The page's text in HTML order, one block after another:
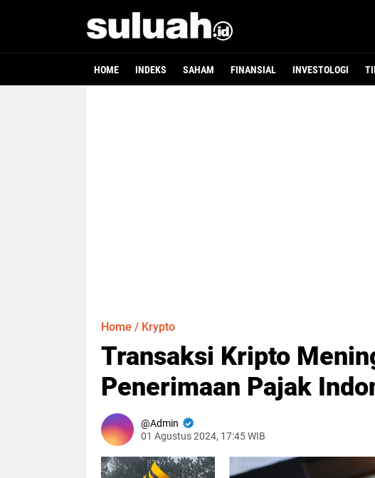
HOME INDEKS SAHAM FINANSIAL INVESTOLOGI
Home / Krypto
Transaksi Kripto
Penerimaan Pajak
Admin
01 Agustus 2024, 17:45 WIB